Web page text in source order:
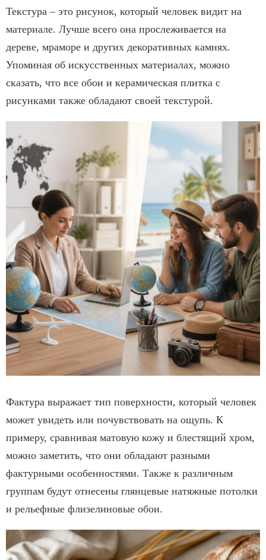
Текстура – это рисунок, который человек видит на
материале. Лучше всего она прослеживается на
дереве, мраморе и других декоративных камнях.
Упоминая об искусственных материалах, можно
сказать, что все обои и керамическая плитка с
рисунками также обладают своей текстурой.
Фактура выражает тип поверхности, который человек
может увидеть или почувствовать на ощупь. К
примеру, сравнивая матовую кожу и блестящий хром,
можно заметить, что они обладают разными
фактурными особенностями. Также к различным
группам будут отнесены глянцевые натяжные потолки
и рельефные флизелиновые обои.